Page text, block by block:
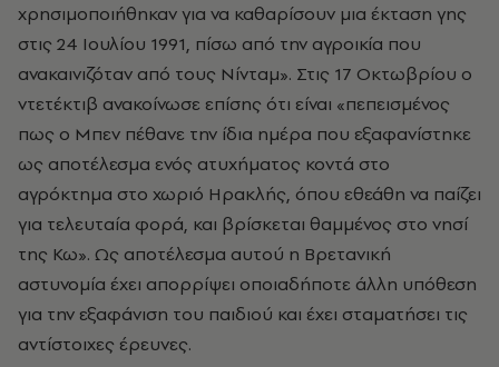
χρησιμοποιήθηκαν για να καθαρίσουν μια έκταση γης
στις 24 Ιουλίου 1991, πίσω από την αγροικία που
ανακαινιζόταν από τους Νίνταμ». Στις 17 Οκτωβρίου ο
ντετέκτιβ ανακοίνωσε επίσης ότι είναι «πεπεισμένος
πως ο Μπεν πέθανε την ίδια ημέρα που εξαφανίστηκε
ως αποτέλεσμα ενός ατυχήματος κοντά στο
αγρόκτημα στο χωριό Ηρακλής, όπου εθεάθη να παίζει
για τελευταία φορά, και βρίσκεται θαμμένος στο νησί
της Κω». Ως αποτέλεσμα αυτού η Βρετανική
αστυνομία έχει απορρίψει οποιαδήποτε άλλη υπόθεση
για την εξαφάνιση του παιδιού και έχει σταματήσει τις
αντίστοιχες έρευνες.